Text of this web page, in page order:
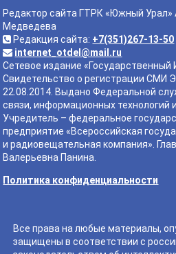
Редактор сайта ГТРК «Южный Урал»
Медведева
Редакция сайта: +7(351)267-13-50
internet_otdel@mail.ru
Сетевое издание «Государственный
Свидетельство о регистрации СМИ
22.08.2014. Выдано Федеральной
связи, информационных технологий
Учредитель – федеральное
предприятие «Всероссийская
и радиовещательная компания».
Валерьевна Панина.
Политика конфиденциальности
Все права на любые материалы,
защищены в соответствии с